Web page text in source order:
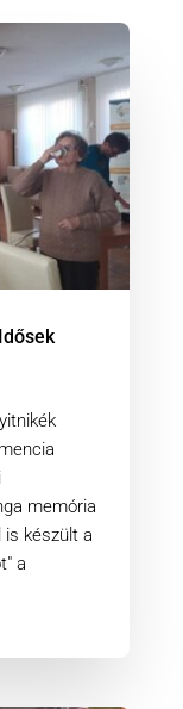
memória
is készült a
a